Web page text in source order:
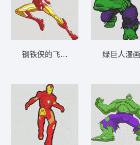
反英雄心形边框-DST格
钢铁侠的飞行姿势 钢铁侠 - 红金跃
绿巨人漫